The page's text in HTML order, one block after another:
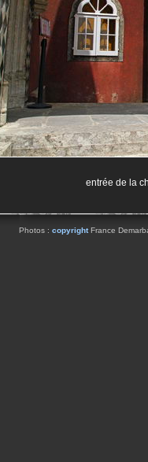
entrée de la
Photos : copyrightFrance